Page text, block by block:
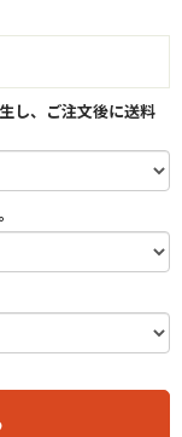
し、ご注文後に送料